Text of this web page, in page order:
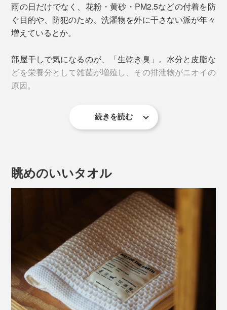
雨の日だけでなく、花粉・黄砂・PM2.5などの付着を防
ぐ目的や、防犯のため、洗濯物を外に干さない派が年々
増えているとか。
部屋干しで気になるのが、「生乾き臭」。水分と皮脂な
どを栄養分として雑菌が増殖し、その排泄物がニオイの
原因。
一度ついたニオイは洗濯しても取れにくいので、とにか
手……。
続きを読む
眺めのいいタオル